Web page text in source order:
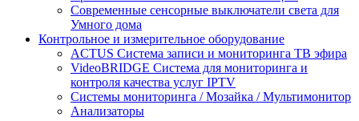
Современные сенсорные выключатели света для
Умного дома
Контрольное и измерительное оборудование
ACTUS Система записи и мониторинга ТВ эфира
VideoBRIDGE Система для мониторинга и
контроля качества услуг IPTV
Системы мониторинга / Мозайка / Mультимонитор
Анализаторы